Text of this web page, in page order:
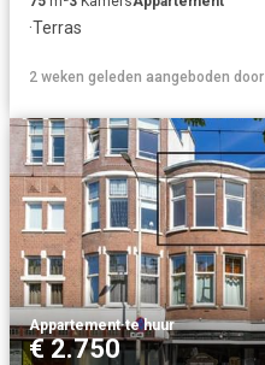
·Terras
2 weken geleden aangeboden door
Appartement·te huur
€ 2.750